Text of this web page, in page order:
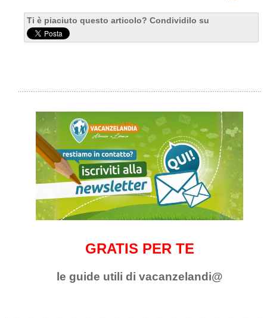
Ti è piaciuto questo articolo? Condividilo su
GRATIS PER TE
le guide utili di vacanzelandi@